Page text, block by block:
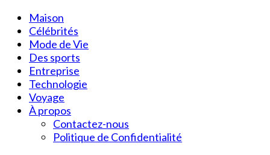
Maison
Célébrités
Mode de Vie
Des sports
Entreprise
Technologie
Voyage
À propos
Contactez-nous
Politique de Confidentialité